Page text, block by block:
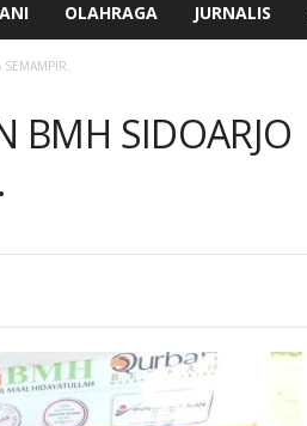
OLAHRAGA JURNALIS
BMH SIDOARJO